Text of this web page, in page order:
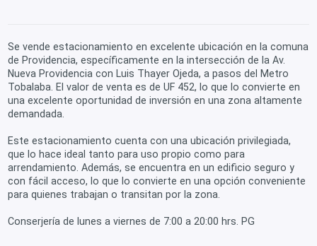
Se vende estacionamiento en excelente ubicación en la comuna
de Providencia, específicamente en la intersección de la Av.
Nueva Providencia con Luis Thayer Ojeda, a pasos del Metro
Tobalaba. El valor de venta es de UF 452, lo que lo convierte en
una excelente oportunidad de inversión en una zona altamente
demandada.
Este estacionamiento cuenta con una ubicación privilegiada,
que lo hace ideal tanto para uso propio como para
arrendamiento. Además, se encuentra en un edificio seguro y
con fácil acceso, lo que lo convierte en una opción conveniente
para quienes trabajan o transitan por la zona.
Conserjería de lunes a viernes de 7:00 a 20:00 hrs. PG